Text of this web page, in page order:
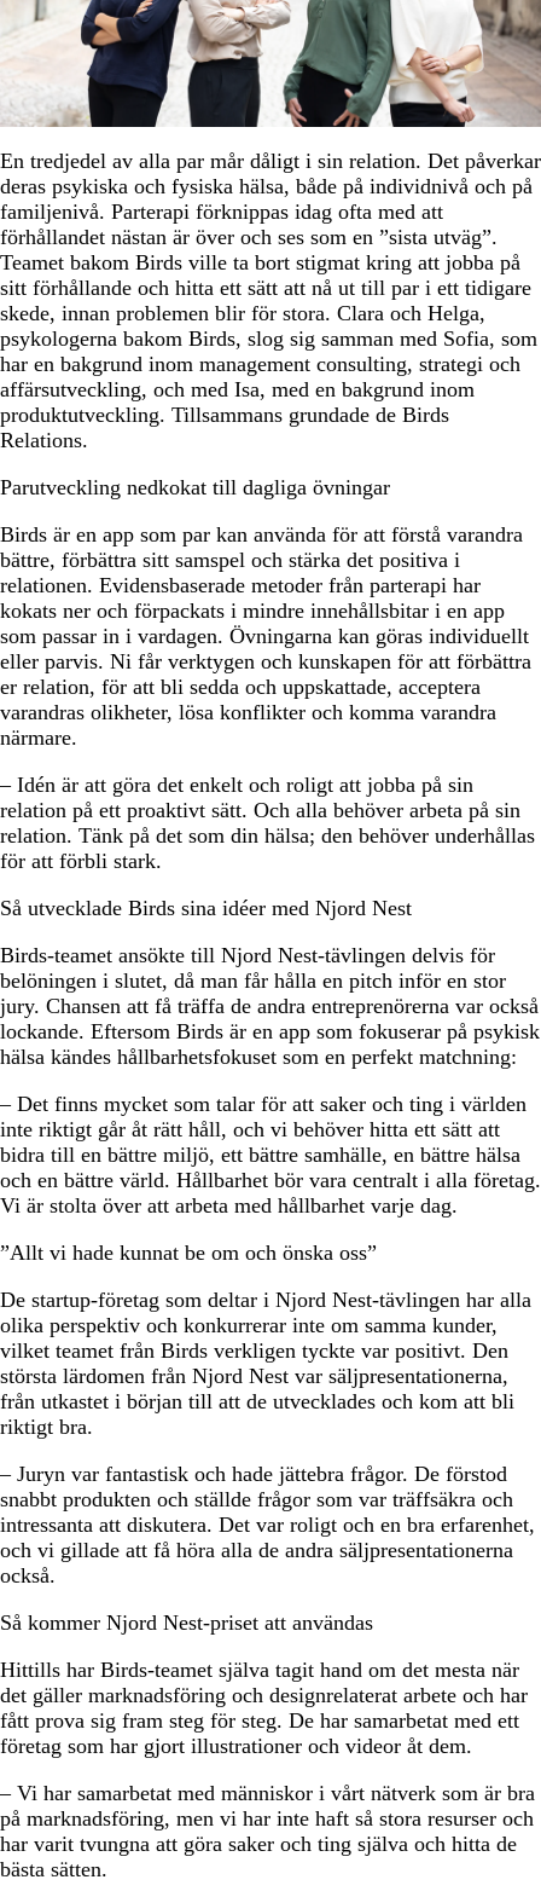
En tredjedel av alla par mår dåligt i sin relation. Det påverkar
deras psykiska och fysiska hälsa, både på individnivå och på
familjenivå. Parterapi förknippas idag ofta med att
förhållandet nästan är över och ses som en ”sista utväg”.
Teamet bakom Birds ville ta bort stigmat kring att jobba på
sitt förhållande och hitta ett sätt att nå ut till par i ett tidigare
skede, innan problemen blir för stora. Clara och Helga,
psykologerna bakom Birds, slog sig samman med Sofia, som
har en bakgrund inom management consulting, strategi och
affärsutveckling, och med Isa, med en bakgrund inom
produktutveckling. Tillsammans grundade de Birds
Relations.
Parutveckling nedkokat till dagliga övningar
Birds är en app som par kan använda för att förstå varandra
bättre, förbättra sitt samspel och stärka det positiva i
relationen. Evidensbaserade metoder från parterapi har
kokats ner och förpackats i mindre innehållsbitar i en app
som passar in i vardagen. Övningarna kan göras individuellt
eller parvis. Ni får verktygen och kunskapen för att förbättra
er relation, för att bli sedda och uppskattade, acceptera
varandras olikheter, lösa konflikter och komma varandra
närmare.
– Idén är att göra det enkelt och roligt att jobba på sin
relation på ett proaktivt sätt. Och alla behöver arbeta på sin
relation. Tänk på det som din hälsa; den behöver underhållas
för att förbli stark.
Så utvecklade Birds sina idéer med Njord Nest
Birds-teamet ansökte till Njord Nest-tävlingen delvis för
belöningen i slutet, då man får hålla en pitch inför en stor
jury. Chansen att få träffa de andra entreprenörerna var också
lockande. Eftersom Birds är en app som fokuserar på psykisk
hälsa kändes hållbarhetsfokuset som en perfekt matchning:
– Det finns mycket som talar för att saker och ting i världen
inte riktigt går åt rätt håll, och vi behöver hitta ett sätt att
bidra till en bättre miljö, ett bättre samhälle, en bättre hälsa
och en bättre värld. Hållbarhet bör vara centralt i alla företag.
Vi är stolta över att arbeta med hållbarhet varje dag.
”Allt vi hade kunnat be om och önska oss”
De startup-företag som deltar i Njord Nest-tävlingen har alla
olika perspektiv och konkurrerar inte om samma kunder,
vilket teamet från Birds verkligen tyckte var positivt. Den
största lärdomen från Njord Nest var säljpresentationerna,
från utkastet i början till att de utvecklades och kom att bli
riktigt bra.
– Juryn var fantastisk och hade jättebra frågor. De förstod
snabbt produkten och ställde frågor som var träffsäkra och
intressanta att diskutera. Det var roligt och en bra erfarenhet,
och vi gillade att få höra alla de andra säljpresentationerna
också.
Så kommer Njord Nest-priset att användas
Hittills har Birds-teamet själva tagit hand om det mesta när
det gäller marknadsföring och designrelaterat arbete och har
fått prova sig fram steg för steg. De har samarbetat med ett
företag som har gjort illustrationer och videor åt dem.
– Vi har samarbetat med människor i vårt nätverk som är bra
på marknadsföring, men vi har inte haft så stora resurser och
har varit tvungna att göra saker och ting själva och hitta de
bästa sätten.